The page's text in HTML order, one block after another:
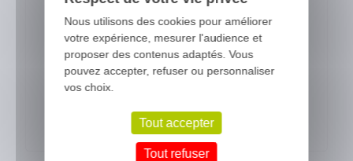
Par mail, via notre formulaire de
contact
Nous utilisons des cookies pour améliorer
votre expérience, mesurer l'audience et
proposer des contenus adaptés. Vous
pouvez accepter, refuser ou personnaliser
vos choix.
Tout accepter
Tout refuser